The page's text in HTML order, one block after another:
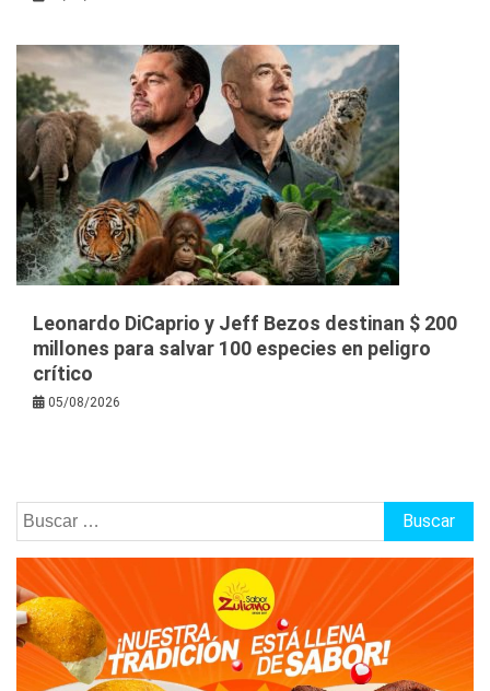
Leonardo DiCaprio y Jeff Bezos destinan $ 200
millones para salvar 100 especies en peligro
crítico
05/08/2026
Buscar: